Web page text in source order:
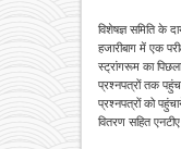
विशेषज्ञ समिति के
हजारीबाग में एक
स्ट्रांगरूम का
प्रश्नपत्रों तक
प्रश्नपत्रों को
वितरण सहित एनटीए